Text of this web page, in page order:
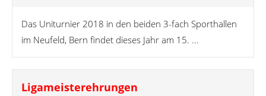
Das Uniturnier 2018 in den beiden 3-fach Sporthallen
im Neufeld, Bern findet dieses Jahr am 15. ...
Ligameisterehrungen